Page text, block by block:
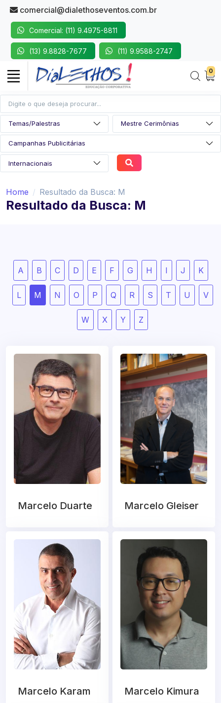
comercial@dialethoseventos.com.br
Comercial: (11) 9.4975-8811
(13) 9.8828-7677 (11) 9.9588-2747
0
Home Resultado da Busca: M
Resultado da Busca: M
A B C D E F G H I J K
L M N O P Q R S T U V
W X Y Z
Marcelo Duarte Marcelo Gleiser
Marcelo Karam Marcelo Kimura